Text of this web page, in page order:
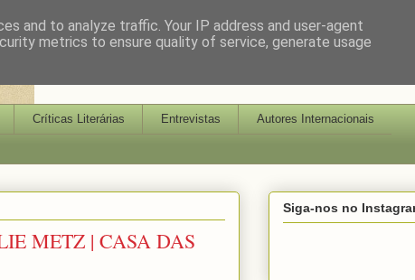
Críticas Literárias Entrevistas Autores Internacionais
METZ | CASA DAS
Siga-nos no
and to analyze traffic. Your IP address and user-agent
metrics to ensure quality of service, generate usage